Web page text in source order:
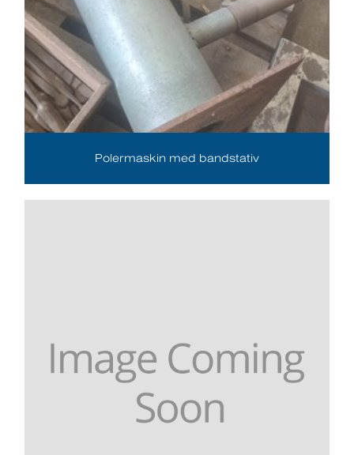
Polermaskin med bandstativ